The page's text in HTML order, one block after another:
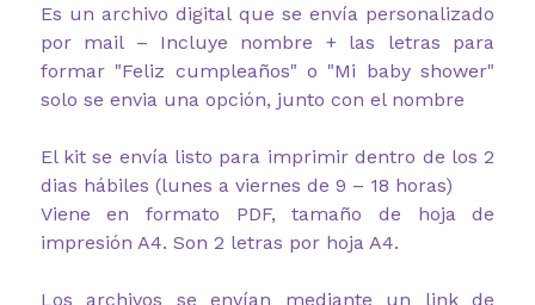
Es un archivo digital que se envía personalizado
por mail – Incluye nombre + las letras para
formar "Feliz cumpleaños" o "Mi baby shower"
solo se envia una opción, junto con el nombre
El kit se envía listo para imprimir dentro de los 2
dias hábiles (lunes a viernes de 9 – 18 horas)
Viene en formato PDF, tamaño de hoja de
impresión A4. Son 2 letras por hoja A4.
Los archivos se envían mediante un link de